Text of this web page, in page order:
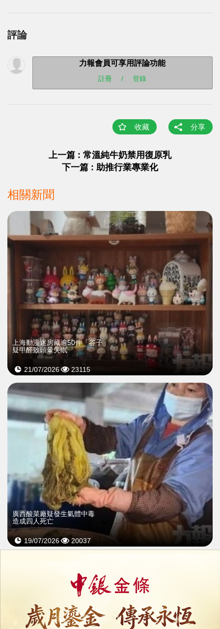
評論
力報會員可享用評論功能
註冊 / 登錄
收藏 分享
上一篇 : 常溫純牛奶禁用復原乳
下一篇 : 助推行業專業化
相關新聞
上海動漫迷房藏逾50件「谷子」
疑甲醛致頭暈失眠
21/07/2026 23115
廣西酸菜廠疑發生氣體中毒
造成四人死亡
19/07/2026 20037